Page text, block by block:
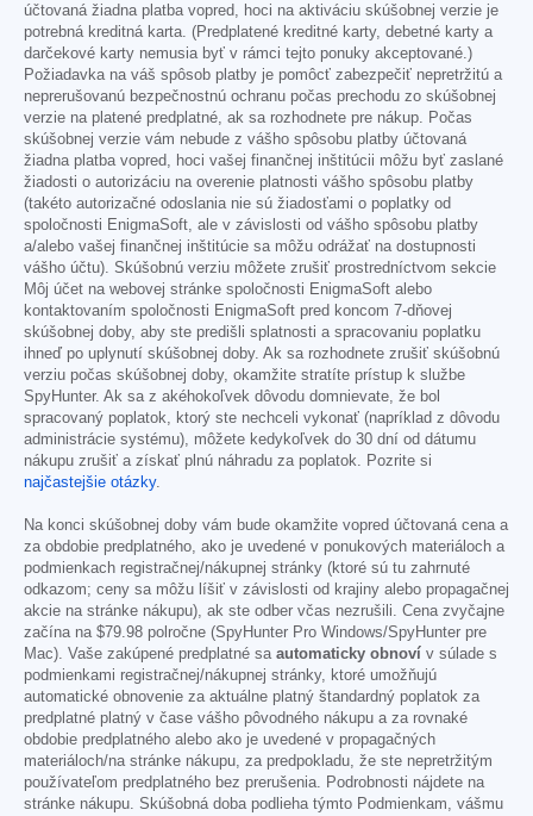
účtovaná žiadna platba vopred, hoci na aktiváciu skúšobnej verzie je
potrebná kreditná karta. (Predplatené kreditné karty, debetné karty a
darčekové karty nemusia byť v rámci tejto ponuky akceptované.)
Požiadavka na váš spôsob platby je pomôcť zabezpečiť nepretržitú a
neprerušovanú bezpečnostnú ochranu počas prechodu zo skúšobnej
verzie na platené predplatné, ak sa rozhodnete pre nákup. Počas
skúšobnej verzie vám nebude z vášho spôsobu platby účtovaná
žiadna platba vopred, hoci vašej finančnej inštitúcii môžu byť zaslané
žiadosti o autorizáciu na overenie platnosti vášho spôsobu platby
(takéto autorizačné odoslania nie sú žiadosťami o poplatky od
spoločnosti EnigmaSoft, ale v závislosti od vášho spôsobu platby
a/alebo vašej finančnej inštitúcie sa môžu odrážať na dostupnosti
vášho účtu). Skúšobnú verziu môžete zrušiť prostredníctvom sekcie
Môj účet na webovej stránke spoločnosti EnigmaSoft alebo
kontaktovaním spoločnosti EnigmaSoft pred koncom 7-dňovej
skúšobnej doby, aby ste predišli splatnosti a spracovaniu poplatku
ihneď po uplynutí skúšobnej doby. Ak sa rozhodnete zrušiť skúšobnú
verziu počas skúšobnej doby, okamžite stratíte prístup k službe
SpyHunter. Ak sa z akéhokoľvek dôvodu domnievate, že bol
spracovaný poplatok, ktorý ste nechceli vykonať (napríklad z dôvodu
administrácie systému), môžete kedykoľvek do 30 dní od dátumu
nákupu zrušiť a získať plnú náhradu za poplatok. Pozrite si
najčastejšie otázky.
Na konci skúšobnej doby vám bude okamžite vopred účtovaná cena a
za obdobie predplatného, ako je uvedené v ponukových materiáloch a
podmienkach registračnej/nákupnej stránky (ktoré sú tu zahrnuté
odkazom; ceny sa môžu líšiť v závislosti od krajiny alebo propagačnej
akcie na stránke nákupu), ak ste odber včas nezrušili. Cena zvyčajne
začína na $79.98 polročne (SpyHunter Pro Windows/SpyHunter pre
Mac). Vaše zakúpené predplatné sa automaticky obnoví v súlade s
podmienkami registračnej/nákupnej stránky, ktoré umožňujú
automatické obnovenie za aktuálne platný štandardný poplatok za
predplatné platný v čase vášho pôvodného nákupu a za rovnaké
obdobie predplatného alebo ako je uvedené v propagačných
materiáloch/na stránke nákupu, za predpokladu, že ste nepretržitým
používateľom predplatného bez prerušenia. Podrobnosti nájdete na
stránke nákupu. Skúšobná doba podlieha týmto Podmienkam, vášmu